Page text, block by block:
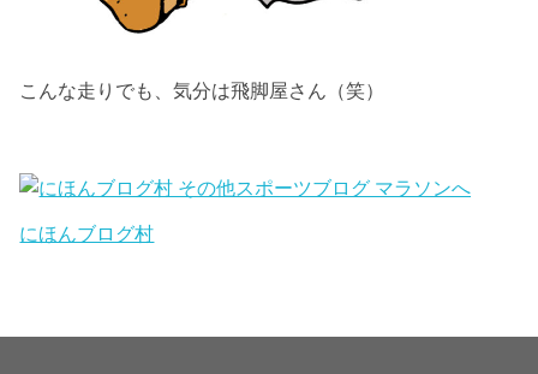
こんな走りでも、気分は飛脚屋さん（笑）
にほんブログ村